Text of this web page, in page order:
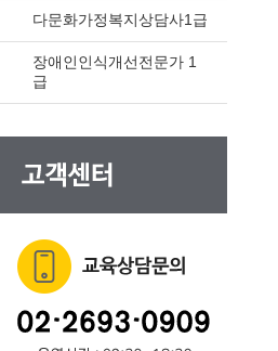
다문화가정복지상담사1급
장애인인식개선전문가 1
급